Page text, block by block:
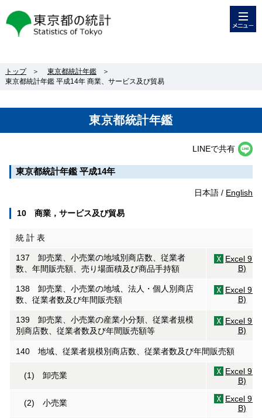
東京都の統計
トップ ＞ 東京都統計年鑑
＞
東京都統計年鑑 平成14年 商業、サービス及び貿易
東京都統計年鑑
LINEで共有
東京都統計年鑑 平成14年
日本語 / English
10 商業，サービス及び貿易
統 計 表
137 卸売業、小売業の地域別商店数、従業者
数、年間販売額、売り場面積及び商品手持額
Excel
B)
138 卸売業、小売業の地域、法人・個人別商店
数、従業者数及び年間販売額
Excel
B)
139 卸売業、小売業の産業小分類、従業者規模
別商店数、従業者数及び年間販売額等
Excel
B)
140 地域、従業者規模別商店数、従業者数及び年間販売額
(1) 卸売業
Excel
B)
(2) 小売業
Excel
B)